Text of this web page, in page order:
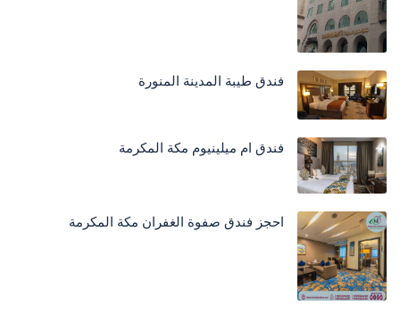
فندق طيبة المدينة المنورة
فندق ام ميلينيوم مكة المكرمة
احجز فندق صفوة الغفران مكة المكرمة